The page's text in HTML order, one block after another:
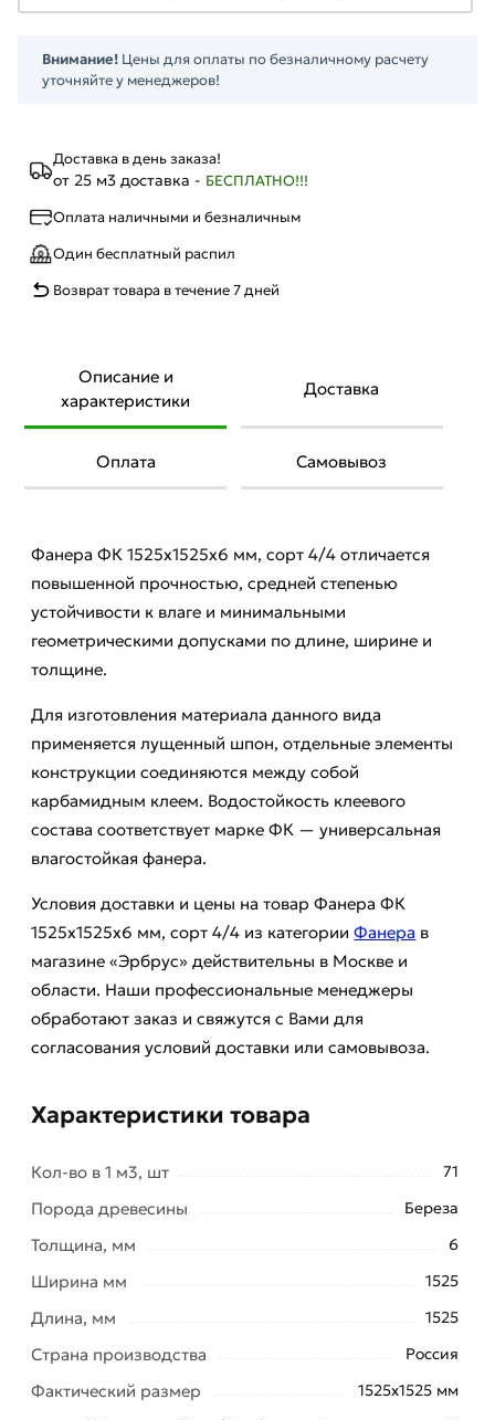
Доставка в день заказа!
от 25 м3 доставка - БЕСПЛАТНО!!!
Оплата наличными и безналичным
Один бесплатный распил
Возврат товара в течение 7 дней
Внимание! Цены для оплаты по безналичному расчету
уточняйте у менеджеров!
Описание и
характеристики
Доставка
Оплата Самовывоз
Фанера ФК 1525х1525х6 мм, сорт 4/4 отличается
повышенной прочностью, средней степенью
устойчивости к влаге и минимальными
геометрическими допусками по длине, ширине и
толщине.
Для изготовления материала данного вида
применяется лущенный шпон, отдельные элементы
конструкции соединяются между собой
карбамидным клеем. Водостойкость клеевого
состава соответствует марке ФК — универсальная
влагостойкая фанера.
Условия доставки и цены на товар Фанера ФК
1525х1525х6 мм, сорт 4/4 из категорииФанера в
магазине «Эрбрус» действительны в Москве и
области. Наши профессиональные менеджеры
обработают заказ и свяжутся с Вами для
согласования условий доставки или самовывоза.
Характеристики товара
Кол-во в 1 м3, шт 71
Порода древесины Береза
Толщина, мм 6
Ширина мм 1525
Длина, мм 1525
Страна производства Россия
Фактический размер 1525х1525 мм